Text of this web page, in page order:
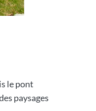
le pont
paysages